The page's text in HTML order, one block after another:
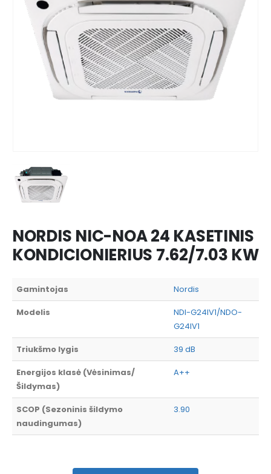
NORDIS NIC-NOA 24 KASETINIS
KONDICIONIERIUS 7.62/7.03 KW
Gamintojas
Nordis
Modelis
NDI-G24IV1/NDO-
G24IV1
Triukšmo lygis
39 dB
Energijos klasė (Vėsinimas/
Šildymas)
A++
SCOP (Sezoninis šildymo
naudingumas)
3.90